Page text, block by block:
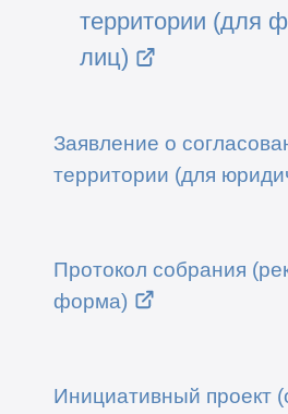
территории (для
лиц)
Заявление о
территории (для
Протокол собрания
форма)
Инициативный проект